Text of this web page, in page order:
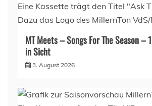
MT Meets – Songs For The Season –
in Sicht
3. August 2026